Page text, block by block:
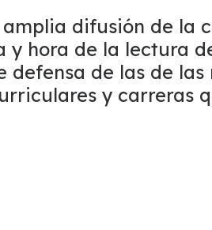
difusión de la
hora de la lectura
defensa de las de las
y carreras